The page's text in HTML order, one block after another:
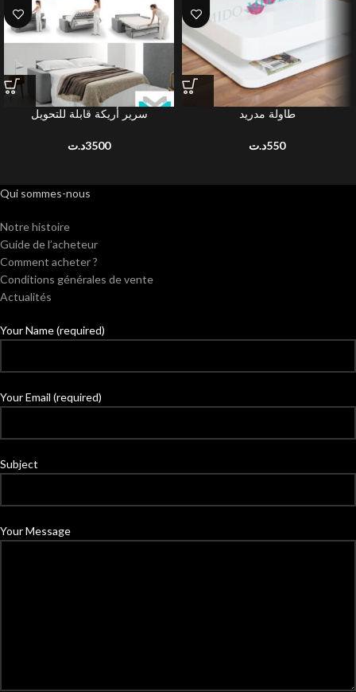
سرير أريكة قابلة للتحويل
3500د.ت
طاولة مدريد
550د.ت
Qui sommes-nous
Notre histoire
Guide de l’acheteur
Comment acheter ?
Conditions générales de vente
Actualités
Your Name (required)
Your Email (required)
Subject
Your Message